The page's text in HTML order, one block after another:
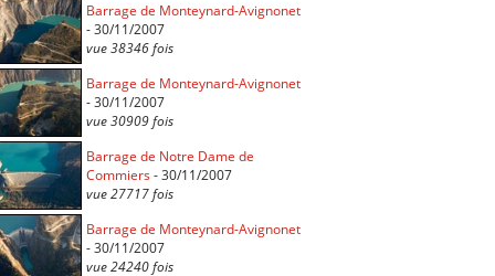
Barrage de Monteynard-Avignonet
- 30/11/2007
vue 38346 fois
Barrage de Monteynard-Avignonet
- 30/11/2007
vue 30909 fois
Barrage de Notre Dame de
Commiers- 30/11/2007
vue 27717 fois
Barrage de Monteynard-Avignonet
- 30/11/2007
vue 24240 fois